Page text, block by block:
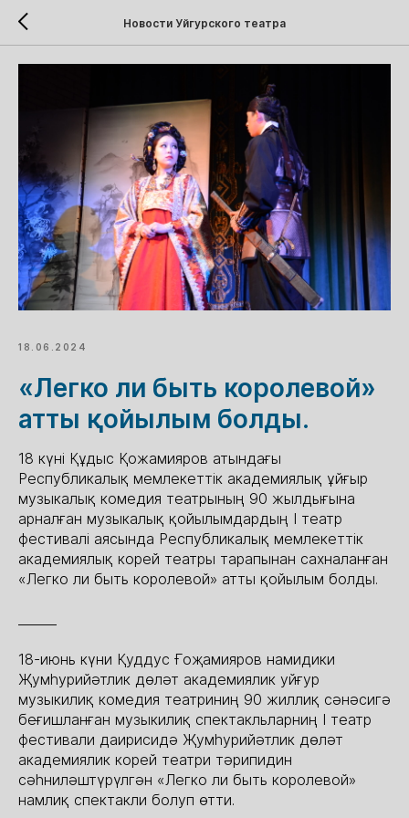
Новости Уйгурского театра
18.06.2024
«Легко ли быть королевой»
атты қойылым болды.
18 күні Құдыс Қожамияров атындағы
Республикалық мемлекеттік академиялық ұйғыр
музыкалық комедия театрының 90 жылдығына
арналған музыкалық қойылымдардың I театр
фестивалі аясында Республикалық мемлекеттік
академиялық корей театры тарапынан сахналанған
«Легко ли быть королевой» атты қойылым болды.
18-июнь күни Қуддус Ғоҗамияров намидики
Җумһурийәтлик дөләт академиялик уйғур
музыкилиқ комедия театриниң 90 жиллиқ сәнәсигә
беғишланған музыкилиқ спектакльларниң І театр
фестивали даирисидә Җумһурийәтлик дөләт
академиялик корей театри тәрипидин
сәһниләштүрүлгән «Легко ли быть королевой»
намлиқ спектакли болуп өтти.